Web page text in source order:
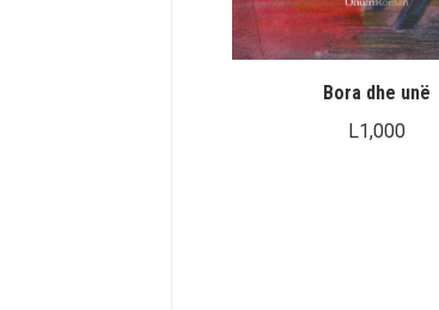
Bora dhe unë
L1,000